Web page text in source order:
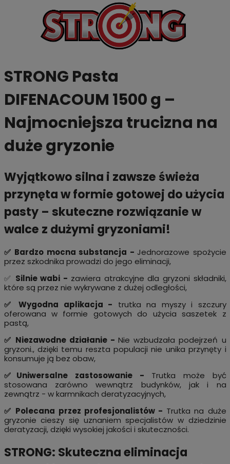
STRONG Pasta
DIFENACOUM 1500 g –
Najmocniejsza trucizna na
duże gryzonie
Wyjątkowo silna i zawsze świeża
przynęta w formie gotowej do użycia
pasty – skuteczne rozwiązanie w
walce z dużymi gryzoniami!
✅ Bardzo mocna substancja - Jednorazowe spożycie
przez szkodnika prowadzi do jego eliminacji,
✅ Silnie wabi - zawiera atrakcyjne dla gryzoni składniki,
które są przez nie wykrywane z dużej odległości,
✅ Wygodna aplikacja - trutka na myszy i szczury
oferowana w formie gotowych do użycia saszetek z
pastą,
✅ Niezawodne działanie -Nie wzbudzała podejrzeń u
gryzoni., dzięki temu reszta populacji nie unika przynęty i
konsumuje ją bez obaw,
✅Uniwersalne zastosowanie - Trutka może być
stosowana zarówno wewnątrz budynków, jak i na
zewnątrz - w karmnikach deratyzacyjnych,
✅ Polecana przez profesjonalistów - Trutka na duże
gryzonie cieszy się uznaniem specjalistów w dziedzinie
deratyzacji, dzięki wysokiej jakości i skuteczności.
STRONG: Skuteczna eliminacja